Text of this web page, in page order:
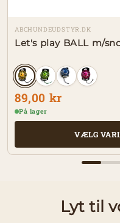
ABCHUNDEUDSTYR.DK
Let's play BALL m/
89,00 kr
På lager
VÆLG
Lyt til